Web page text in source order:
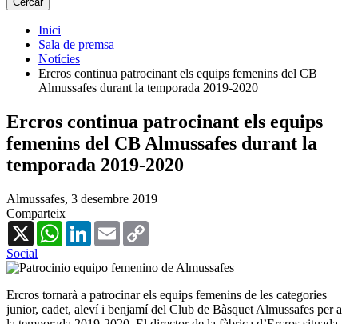
Inici
Sala de premsa
Notícies
Ercros continua patrocinant els equips femenins del CB
Almussafes durant la temporada 2019-2020
Ercros continua patrocinant els equips
femenins del CB Almussafes durant la
temporada 2019-2020
Almussafes, 3 desembre 2019
Comparteix
X
WhatsAppLinkedInEmail
Social
Ercros tornarà a patrocinar els equips femenins de les categories
junior, cadet, aleví i benjamí del Club de Bàsquet Almussafes per a